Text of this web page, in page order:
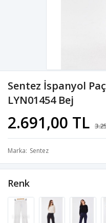
Sentez İspanyol
LYN01454 Bej
2.691,00 TL
Marka Sentez
Renk